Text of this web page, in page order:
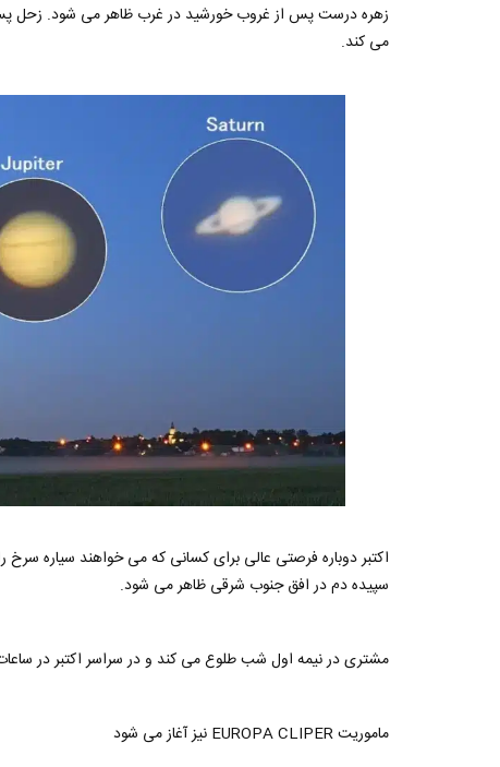
زهره درست پس از غروب خورشید در غرب ظاهر می شود. زحل
می کند.
اکتبر دوباره فرصتی عالی برای کسانی که می خواهند سیاره
سپیده دم در افق جنوب شرقی ظاهر می شود.
مشتری در نیمه اول شب طلوع می کند و در سراسر اکتبر در
ماموریت EUROPA CLIPER نیز آغاز می شود